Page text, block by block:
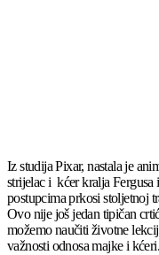
Iz studija Pixar, nastala je
strijelac i kćer kralja
postupcima prkosi stoljetnoj
Ovo nije još jedan tipičan
možemo naučiti životne
važnosti odnosa majke i kćeri.